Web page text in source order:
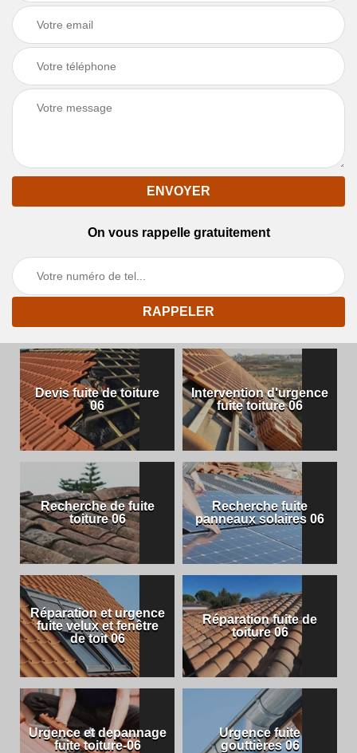
On vous rappelle gratuitement
Devis fuite de toiture
06
Intervention d'urgence
fuite toiture 06
Recherche de fuite
toiture 06
Recherche fuite
panneaux solaires 06
Réparation et urgence
fuite velux et fenêtre
de toit 06
Réparation fuite de
toiture 06
Urgence et depannage
fuite toiture-06
Urgence fuite
gouttières 06